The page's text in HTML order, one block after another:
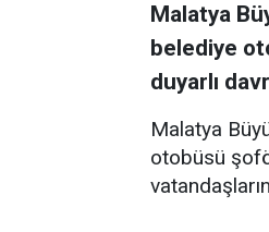
Malatya
belediye
duyarlı
Malatya
otobüsü